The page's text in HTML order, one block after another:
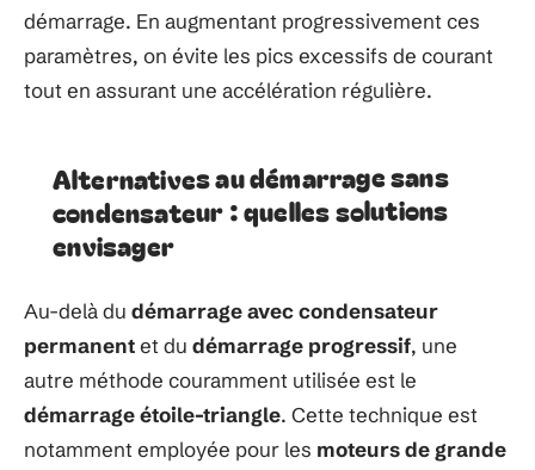
démarrage. En augmentant progressivement ces
paramètres, on évite les pics excessifs de courant
tout en assurant une accélération régulière.
Alternatives au démarrage sans
condensateur : quelles solutions
envisager
Au-delà du démarrage avec condensateur
permanentet du démarrage progressif, une
autre méthode couramment utilisée est le
démarrage étoile-triangle. Cette technique est
notamment employée pour les moteurs de grande